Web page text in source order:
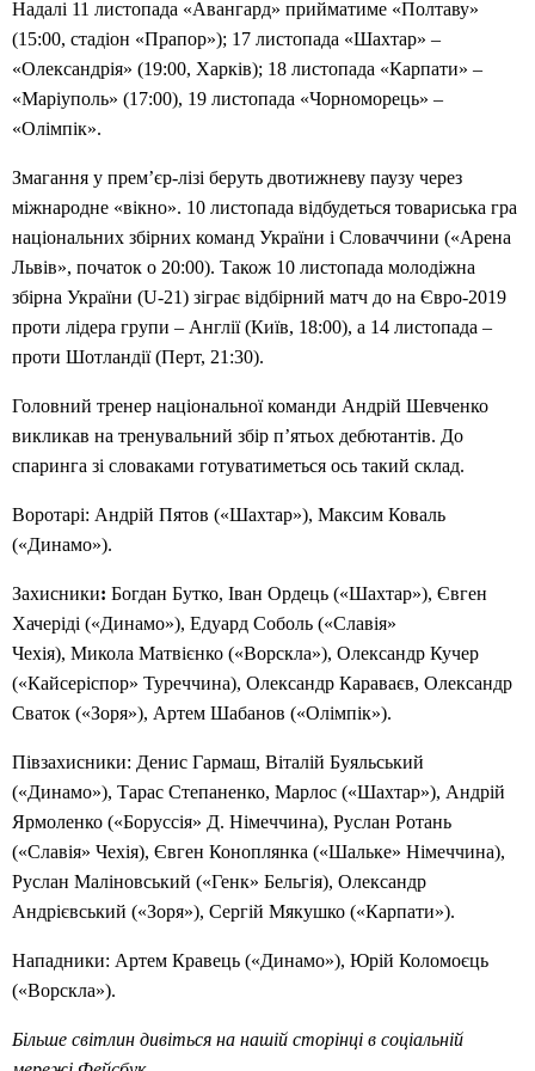
Надалі 11 листопада «Авангард» прийматиме «Полтаву»
(15:00, стадіон «Прапор»); 17 листопада «Шахтар» –
«Олександрія» (19:00, Харків); 18 листопада «Карпати» –
«Маріуполь» (17:00), 19 листопада «Чорноморець» –
«Олімпік».
Змагання у прем’єр-лізі беруть двотижневу паузу через
міжнародне «вікно». 10 листопада відбудеться товариська гра
національних збірних команд України і Словаччини («Арена
Львів», початок о 20:00). Також 10 листопада молодіжна
збірна України (U-21) зіграє відбірний матч до на Євро-2019
проти лідера групи – Англії (Київ, 18:00), а 14 листопада –
проти Шотландії (Перт, 21:30).
Головний тренер національної команди Андрій Шевченко
викликав на тренувальний збір п’ятьох дебютантів. До
спаринга зі словаками готуватиметься ось такий склад.
Воротарі: Андрій Пятов («Шахтар»), Максим Коваль
(«Динамо»).
Захисники: Богдан Бутко, Іван Ордець («Шахтар»), Євген
Хачеріді («Динамо»), Едуард Соболь («Славія»
Чехія), Микола Матвієнко («Ворскла»), Олександр Кучер
(«Кайсеріспор» Туреччина), Олександр Караваєв, Олександр
Сваток («Зоря»), Артем Шабанов («Олімпік»).
Півзахисники: Денис Гармаш, Віталій Буяльський
(«Динамо»), Тарас Степаненко, Марлос («Шахтар»), Андрій
Ярмоленко («Боруссія» Д. Німеччина), Руслан Ротань
(«Славія» Чехія), Євген Коноплянка («Шальке» Німеччина),
Руслан Маліновський («Генк» Бельгія), Олександр
Андрієвський («Зоря»), Сергій Мякушко («Карпати»).
Нападники: Артем Кравець («Динамо»), Юрій Коломоєць
(«Ворскла»).
Більше світлин дивіться на нашій сторінці в соціальній